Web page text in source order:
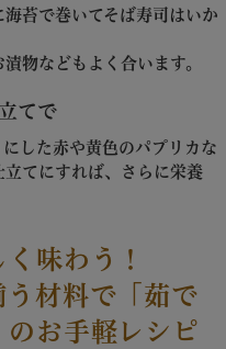
苔で巻いてそば寿司はいか
物などもよく合います。
てで
した赤や黄色のパプリカな
てにすれば、さらに栄養
味わう！
材料で「茹で
のお手軽レシピ